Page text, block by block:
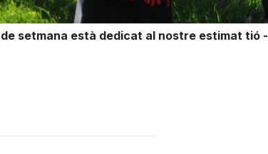
setmana està dedicat al nostre estimat tió -